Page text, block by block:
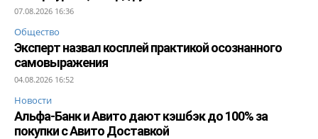
07.08.2026 16:36
Общество
Эксперт назвал косплей практикой осознанного
самовыражения
04.08.2026 16:52
Новости
Альфа-Банк и Авито дают кэшбэк до 100% за
покупки с Авито Доставкой